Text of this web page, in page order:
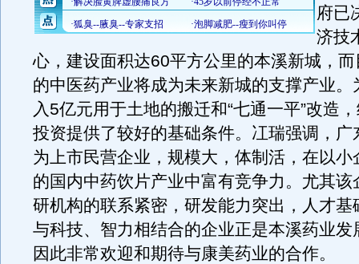
府已
济技
心，建设面积达60平方公里的本溪新城，
的中医药产业将成为未来新城的支撑产业。
入5亿元用于土地的搬迁和“七通一平”改造
投资提供了较好的基础条件。冮瑞强调，广
为上市民营企业，规模大，体制活，在以小
的国内中药饮片产业中富有竞争力。尤其该
研机构的联系紧密，研发能力突出，人才基
与科技、智力相结合的企业正是本溪药业发
因此非常欢迎和期待与康美药业的合作。